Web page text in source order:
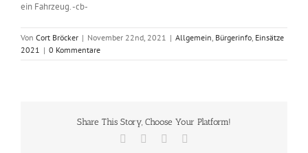
ein Fahrzeug. -cb-
Von Cort Bröcker | November 22nd, 2021 | Allgemein, Bürgerinfo, Einsätze
2021 | 0 Kommentare
Share This Story, Choose Your Platform!
Facebook